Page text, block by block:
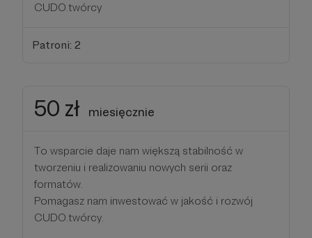
CUDO.twórcy
Patroni: 2
50 zł miesięcznie
To wsparcie daje nam większą stabilność w
tworzeniu i realizowaniu nowych serii oraz
formatów.
Pomagasz nam inwestować w jakość i rozwój
CUDO.twórcy.